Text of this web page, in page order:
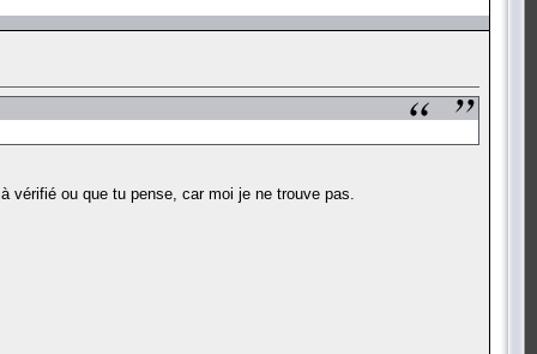
ou que tu pense, car moi je ne trouve pas.